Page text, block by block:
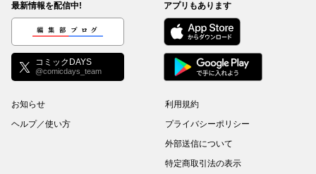
最新情報を配信中!
編集部ブログ
コミックDAYS
@comicdays_team
アプリもあります
お知らせ
ヘルプ／使い方
利用規約
プライバシーポリシー
外部送信について
特定商取引法の表示